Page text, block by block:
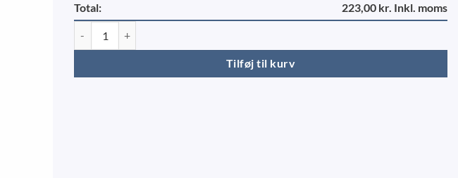
Total: 223,00 kr. Inkl. moms
Tilføj til kurv